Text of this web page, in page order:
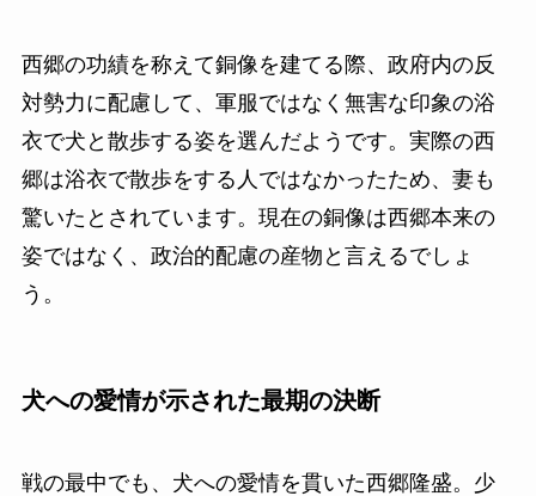
西郷の功績を称えて銅像を建てる際、政府内の反
対勢力に配慮して、軍服ではなく無害な印象の浴
衣で犬と散歩する姿を選んだようです。実際の西
郷は浴衣で散歩をする人ではなかったため、妻も
驚いたとされています。現在の銅像は西郷本来の
姿ではなく、政治的配慮の産物と言えるでしょ
う。
犬への愛情が示された最期の決断
戦の最中でも、犬への愛情を貫いた西郷隆盛。少